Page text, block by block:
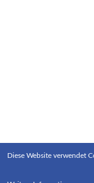
Diese Website verwendet